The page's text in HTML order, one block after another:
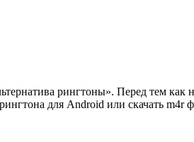
рингтоны». Перед тем как
для Android или скачать m4r